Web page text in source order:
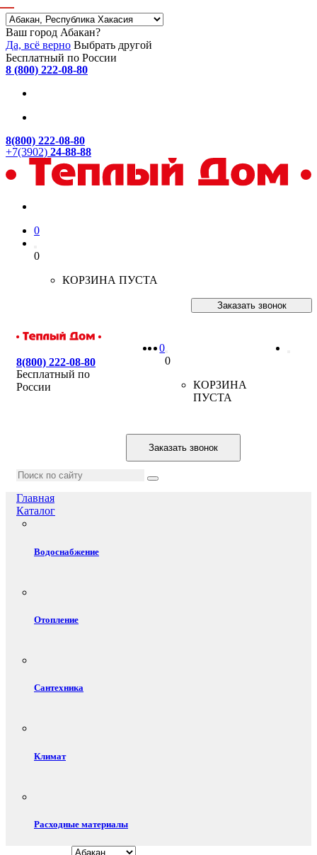
Ваш город Абакан?
Да, всё верно Выбрать другой
Бесплатный по России
8 (800) 222-08-80
8(800) 222-08-80
+7(3902) 24-88-88
0
0
КОРЗИНА ПУСТА
Заказать звонок
8(800) 222-08-80
Бесплатный по
России
0
0
КОРЗИНА
ПУСТА
Заказать звонок
Главная
Каталог
Водоснабжение
Отопление
Сантехника
Климат
Расходные материалы